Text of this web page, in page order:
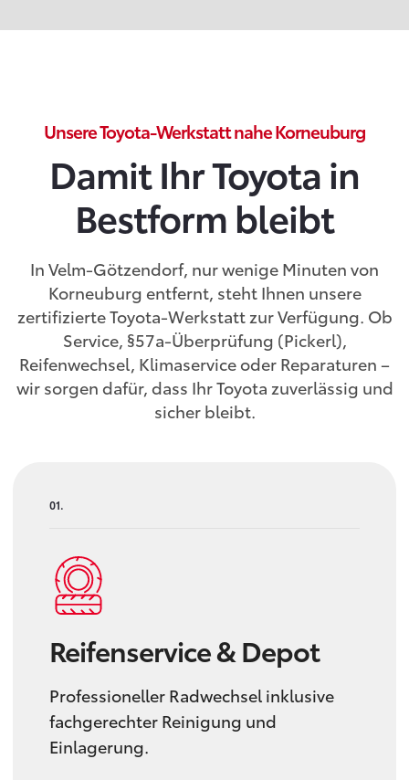
Unsere Toyota-Werkstatt nahe Korneuburg
Damit Ihr Toyota in
Bestform bleibt
In Velm-Götzendorf, nur wenige Minuten von
Korneuburg entfernt, steht Ihnen unsere
zertifizierte Toyota-Werkstatt zur Verfügung. Ob
Service, §57a-Überprüfung (Pickerl),
Reifenwechsel, Klimaservice oder Reparaturen –
wir sorgen dafür, dass Ihr Toyota zuverlässig und
sicher bleibt.
Reifenservice & Depot
Professioneller Radwechsel inklusive
fachgerechter Reinigung und
Einlagerung.